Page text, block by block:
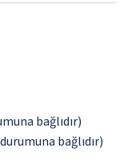
bağlıdır)
bağlıdır)